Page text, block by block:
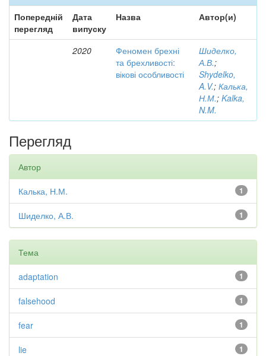
Попередній
перегляд
Дата
випуску
Назва Автор(и)
2020
Феномен брехні
та брехливості:
вікові особливості
Шиделко,
А.В.;
Shydelko,
A.V.; Калька,
Н.М.; Kalka,
N.M.
Перегляд
Автор
1
Калька, Н.М.
1
Шиделко, А.В.
Тема
1
adaptation
1
falsehood
1
fear
1
lie